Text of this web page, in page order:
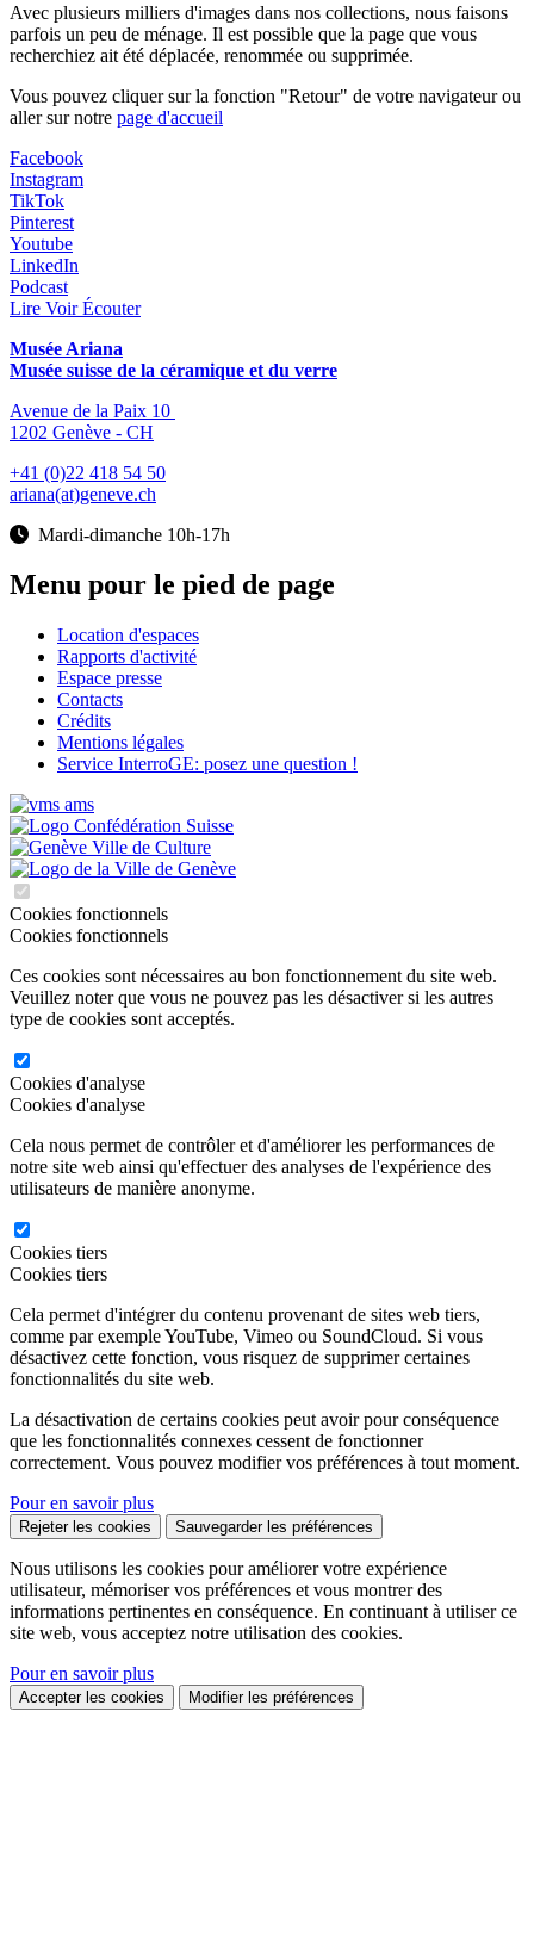
Avec plusieurs milliers d'images dans nos collections, nous faisons
parfois un peu de ménage. Il est possible que la page que vous
recherchiez ait été déplacée, renommée ou supprimée.
Vous pouvez cliquer sur la fonction "Retour" de votre navigateur ou
aller sur notre page d'accueil
Facebook
Instagram
TikTok
Pinterest
Youtube
LinkedIn
Podcast
Lire Voir Écouter
Musée Ariana
Musée suisse de la céramique et du verre
Avenue de la Paix 10
1202 Genève - CH
+41 (0)22 418 54 50
ariana(at)geneve.ch
Mardi-dimanche 10h-17h
Menu pour le pied de page
Location d'espaces
Rapports d'activité
Espace presse
Contacts
Crédits
Mentions légales
Service InterroGE: posez une question !
Cookies fonctionnels
Cookies fonctionnels
Ces cookies sont nécessaires au bon fonctionnement du site web.
Veuillez noter que vous ne pouvez pas les désactiver si les autres
type de cookies sont acceptés.
Cookies d'analyse
Cookies d'analyse
Cela nous permet de contrôler et d'améliorer les performances de
notre site web ainsi qu'effectuer des analyses de l'expérience des
utilisateurs de manière anonyme.
Cookies tiers
Cookies tiers
Cela permet d'intégrer du contenu provenant de sites web tiers,
comme par exemple YouTube, Vimeo ou SoundCloud. Si vous
désactivez cette fonction, vous risquez de supprimer certaines
fonctionnalités du site web.
La désactivation de certains cookies peut avoir pour conséquence
que les fonctionnalités connexes cessent de fonctionner
correctement. Vous pouvez modifier vos préférences à tout moment.
Pour en savoir plus
Rejeter les cookies Sauvegarder les préférences
Nous utilisons les cookies pour améliorer votre expérience
utilisateur, mémoriser vos préférences et vous montrer des
informations pertinentes en conséquence. En continuant à utiliser ce
site web, vous acceptez notre utilisation des cookies.
Pour en savoir plus
Accepter les cookies Modifier les préférences